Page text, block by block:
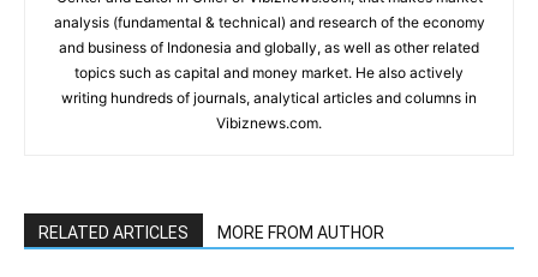
analysis (fundamental & technical) and research of the economy
and business of Indonesia and globally, as well as other related
topics such as capital and money market. He also actively
writing hundreds of journals, analytical articles and columns in
Vibiznews.com.
RELATED ARTICLES MORE FROM AUTHOR